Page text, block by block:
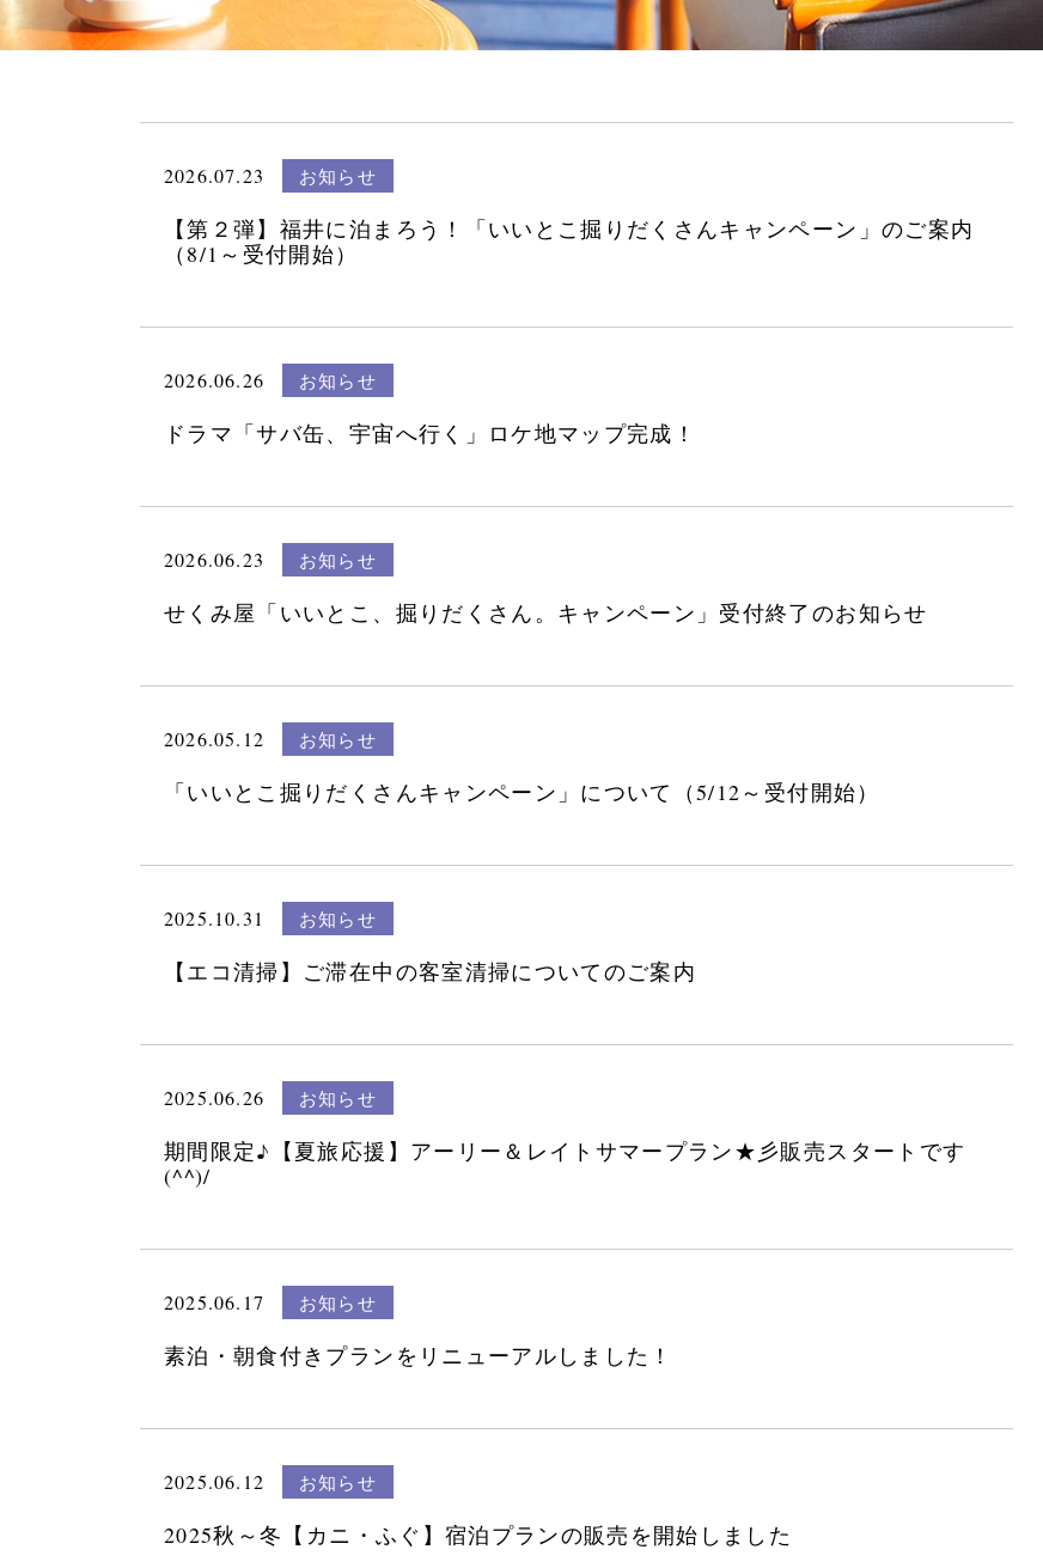
2026.07.23 お知らせ
【第２弾】福井に泊まろう！「いいとこ掘りだくさんキャンペーン」のご案内
（8/1～受付開始）
2026.06.26 お知らせ
ドラマ「サバ缶、宇宙へ行く」ロケ地マップ完成！
2026.06.23 お知らせ
せくみ屋「いいとこ、掘りだくさん。キャンペーン」受付終了のお知らせ
2026.05.12 お知らせ
「いいとこ掘りだくさんキャンペーン」について（5/12～受付開始）
2025.10.31 お知らせ
【エコ清掃】ご滞在中の客室清掃についてのご案内
2025.06.26 お知らせ
期間限定♪【夏旅応援】アーリー＆レイトサマープラン★彡販売スタートです
(^^)/
2025.06.17 お知らせ
素泊・朝食付きプランをリニューアルしました！
2025.06.12 お知らせ
2025秋～冬【カニ・ふぐ】宿泊プランの販売を開始しました